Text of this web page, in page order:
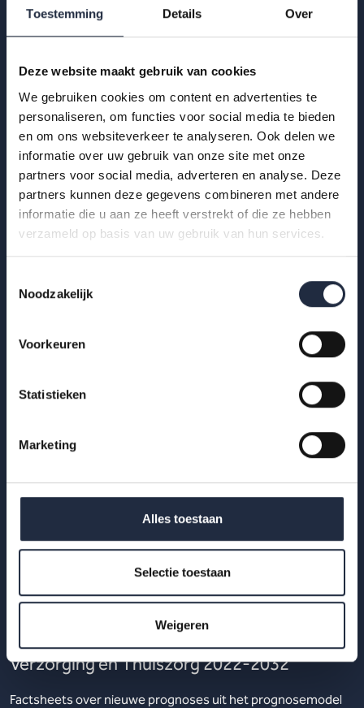
Toestemming Details Over
Deze website maakt gebruik van cookies
We gebruiken cookies om content en advertenties te
personaliseren, om functies voor social media te bieden
en om ons websiteverkeer te analyseren. Ook delen we
informatie over uw gebruik van onze site met onze
partners voor social media, adverteren en analyse. Deze
partners kunnen deze gegevens combineren met andere
informatie die u aan ze heeft verstrekt of die ze hebben
verzameld op basis van uw gebruik van hun services.
Noodzakelijk
Voorkeuren
Statistieken
Marketing
Alles toestaan
Selectie toestaan
Weigeren
22 feb 2024
Arbeidsmarktprognose Verpleging,
Verzorging en Thuiszorg 2023-2033
Factsheets over nieuwe prognoses uit het Prognosemodel
tonen hoe de arbeidsmarkt ervoor staat. Bekijk de factsheet
Arbeidsmarktprognose Verpleging,
Verzorging en Thuiszorg 2022-2032
Factsheets over nieuwe prognoses uit het prognosemodel